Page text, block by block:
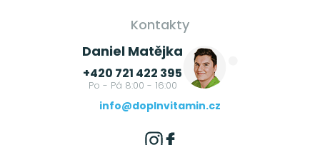
Kontakty
Daniel Matějka
+420 721 422 395
Po - Pá 8:00 - 16:00
info@doplnvitamin.cz